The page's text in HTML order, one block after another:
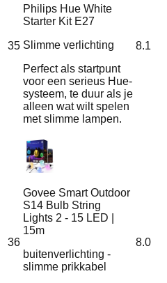
35
Philips Hue White
Starter Kit E27
Slimme verlichting
Perfect als startpunt
voor een serieus Hue-
systeem, te duur als je
alleen wat wilt spelen
met slimme lampen.
8.1
36
Govee Smart Outdoor
S14 Bulb String
Lights 2 - 15 LED |
15m
buitenverlichting -
slimme prikkabel
8.0